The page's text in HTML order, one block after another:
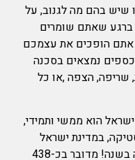
שיש בהם מה לגנוב, על
ברגע שאתם שומרים
אתם הופכים את עצמכם
נמצאים בסכנה
שריפה, הצפה ,או כל
הוא ממשי ותמידי,
במדינת ישראל
מתבצעים כ-160 אלף ניסיונות פריצה בשנה! מדובר בכ-438